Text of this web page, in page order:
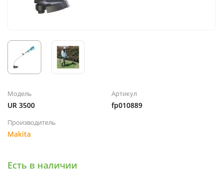
Модель
UR 3500
Артикул
fp010889
Производитель
Makita
Есть в наличии